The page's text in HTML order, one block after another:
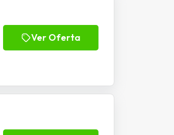
Ver Oferta